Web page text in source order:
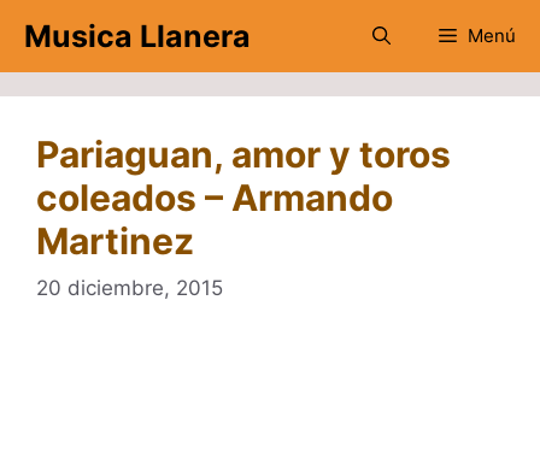
contenido
Musica Llanera Menú
Pariaguan, amor y toros
coleados – Armando
Martinez
20 diciembre, 2015